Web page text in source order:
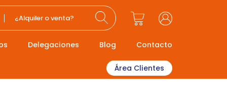
¿Alquiler o venta?
Delegaciones Blog Contacto
Área Clientes